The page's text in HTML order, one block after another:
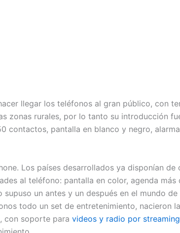
llegar los teléfonos al gran público, con
zonas rurales, por lo tanto su introducción
contactos, pantalla en blanco y negro,
Los países desarrollados ya disponían de
al teléfono: pantalla en color, agenda más
un antes y un después en el mundo de
todo un set de entretenimiento, nacieron
con soporte para videos y radio por